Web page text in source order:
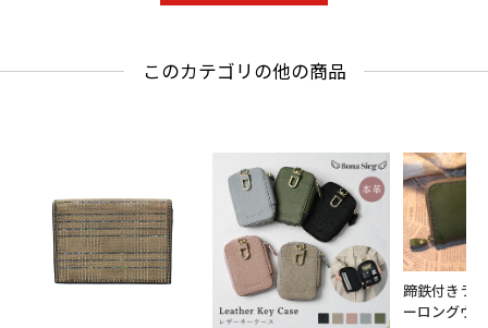
このカテゴリの他の商品
蹄鉄付きラ
ーロングウ